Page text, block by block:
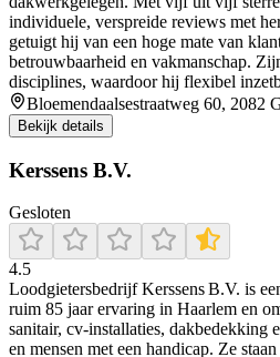
individuele, verspreide reviews met
getuigt hij van een hoge mate van
betrouwbaarheid en vakmanschap.
disciplines, waardoor hij flexibel
Bloemendaalsestraatweg 60, 2082
Bekijk details
Kerssens B.V.
Gesloten
4.5
Loodgietersbedrijf Kerssens B.V. is
ruim 85 jaar ervaring in Haarlem en
sanitair, cv‑installaties, dakbedekking
en mensen met een handicap. Ze